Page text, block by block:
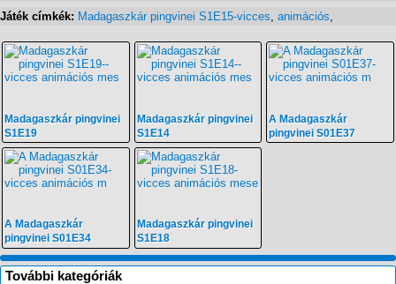
Játék címkék: Madagaszkár pingvinei S1E15-vicces, animációs,
Madagaszkár pingvinei
S1E19
Madagaszkár pingvinei
S1E14
A Madagaszkár
pingvinei S01E37
A Madagaszkár
pingvinei S01E34
Madagaszkár pingvinei
S1E18
További kategóriák